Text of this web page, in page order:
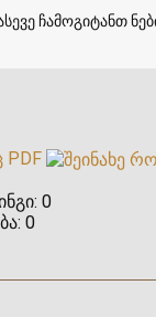
ჩამოგიტანთ
PDF
0
0